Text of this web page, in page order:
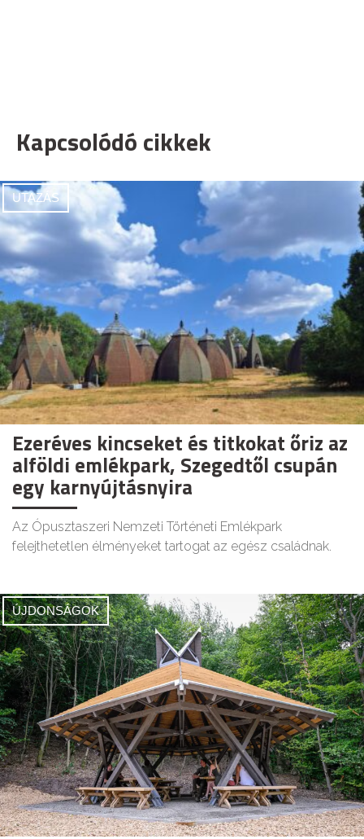
Kapcsolódó cikkek
UTAZÁS
Ezeréves kincseket és titkokat őriz az
alföldi emlékpark, Szegedtől csupán
egy karnyújtásnyira
Az Ópusztaszeri Nemzeti Történeti Emlékpark
felejthetetlen élményeket tartogat az egész családnak.
ÚJDONSÁGOK